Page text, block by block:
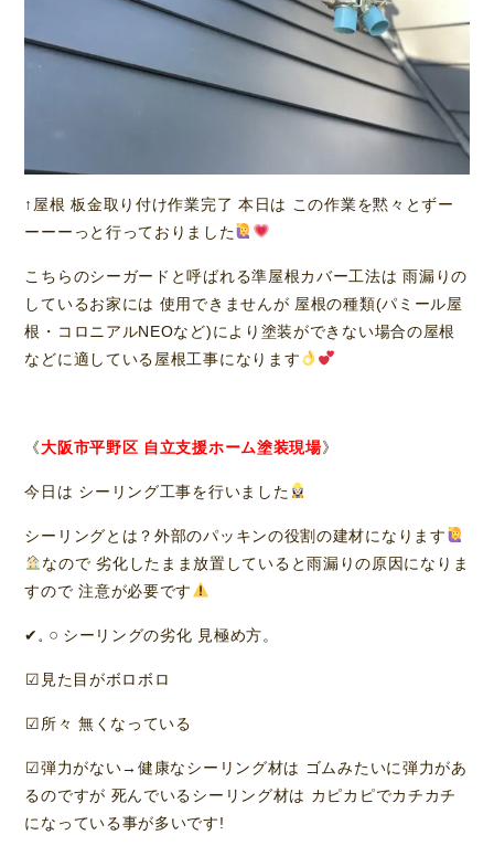
↑屋根 板金取り付け作業完了 本日は この作業を黙々とずー
ーーーっと行っておりました
こちらのシーガードと呼ばれる準屋根カバー工法は 雨漏りの
しているお家には 使用できませんが 屋根の種類(パミール屋
根・コロニアルNEOなど)により塗装ができない場合の屋根
などに適している屋根工事になります
《大阪市平野区 自立支援ホーム塗装現場》
今日は シーリング工事を行いました
シーリングとは？外部のパッキンの役割の建材になります
なので 劣化したまま放置していると雨漏りの原因になりま
すので 注意が必要です
✔𓈒 𓏸 シーリングの劣化 見極め方。
︎︎︎︎☑︎見た目がボロボロ
︎︎︎︎☑︎所々 無くなっている
︎︎︎︎☑︎弾力がない→健康なシーリング材は ゴムみたいに弾力があ
るのですが 死んでいるシーリング材は カピカピでカチカチ
になっている事が多いです!